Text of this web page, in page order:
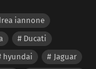
iannone
Ducati
hyundai
Jaguar